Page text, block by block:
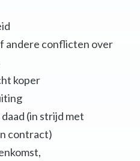
andere conflicten over
koper
(in strijd met
contract)